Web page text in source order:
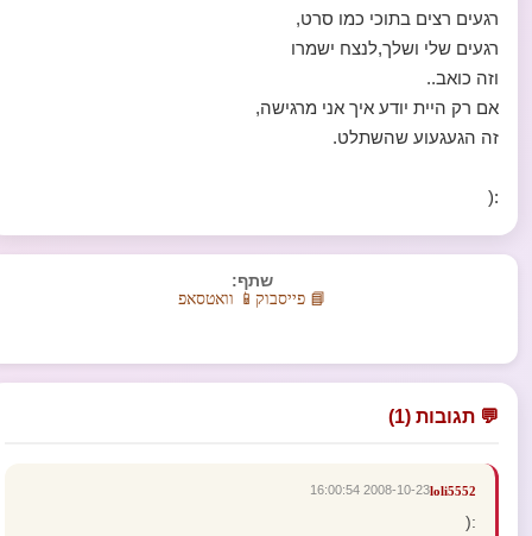
רגעים רצים בתוכי כמו סרט,
רגעים שלי ושלך,לנצח ישמרו
וזה כואב..
אם רק היית יודע איך אני מרגישה,
זה הגעגעוע שהשתלט.
:(
שתף:
📘 פייסבוק 📱 וואטסאפ
💬 תגובות (1)
loli5552
2008-10-23 16:00:54
:(